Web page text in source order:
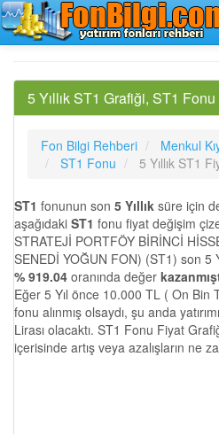
5 Yıllık ST1 Grafiği, ST1
Fon Bilgi Rehberi
Menkul
ST1 Fonu
5 Yıllık ST1
ST1 fonunun son 5 Yıllık süre için
aşağıdaki ST1 fonu fiyat değişim
STRATEJİ PORTFÖY BİRİNCİ
SENEDİ YOĞUN FON) (ST1) son 5
% 919.04 oranında değer
Eğer 5 Yıl önce 10.000 TL ( On Bin
fonu alınmış olsaydı, şu anda
Lirası olacaktı. ST1 Fonu Fiyat
içerisinde artış veya azalışların ne